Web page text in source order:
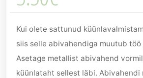
Kui olete sattunud
siis selle abivahendiga muutub töö
Asetage metallist abivahend
küünlataht sellest läbi. Abivahendi